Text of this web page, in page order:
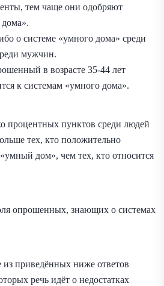
тем чаще они одобряют
о системе «умного дома» среди
мужчин.
в возрасте 35-44 лет
к системам «умного дома».
процентных пунктов среди людей
тех, кто положительно
дом», чем тех, кто относится
опрошенных, знающих о системах
приведённых ниже ответов
речь идёт о недостатках